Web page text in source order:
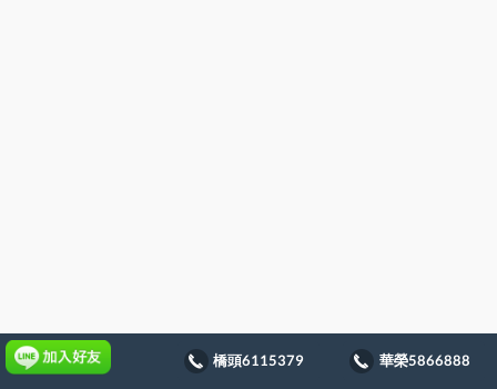
橋頭6115379 華榮5866888